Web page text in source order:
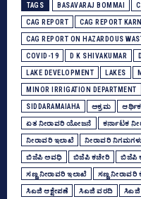
TAGS BASAVARAJ BOMMAI
CAG REPORT CAG REPORT
CAG REPORT ON HAZARDOUS
COVID-19 D K SHIVAKUMAR
LAKE DEVELOPMENT LAKES
MINOR IRRIGATION DEPARTMENT
SIDDARAMAIAHA ಅಕ್ರಮ
ಏತ ನೀರಾವರಿ ಯೋಜನೆ ಕರ್ನಾಟಕ
ನೀರಾವರಿ ಇಲಾಖೆ ನೀರಾವರಿ
ಬಿಜೆಪಿ ಅವಧಿ ಬಿಜೆಪಿ ಕಚೇರಿ ಬಿಜೆಪಿ
ಸಣ್ಣ ನೀರಾವರಿ ಇಲಾಖೆ ಸಣ್ಣ ನೀರಾವರಿ
ಸಿಎಜಿ ಆಕ್ಷೇಪಣೆ ಸಿಎಜಿ ವರದಿ ಸಿಎಜಿ